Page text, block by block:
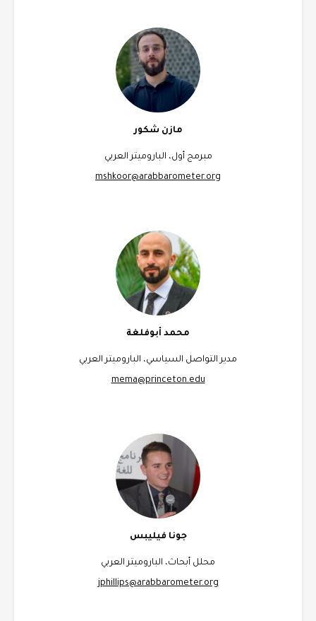
مازن شكور
مبرمج أول، الباروميتر العربي
mshkoor@arabbarometer.org
محمد أبوفلغة
مدير التواصل السياسي، الباروميتر العربي
mema@princeton.edu
جونا فيليبس
محلل أبحاث، الباروميتر العربي
jphillips@arabbarometer.org